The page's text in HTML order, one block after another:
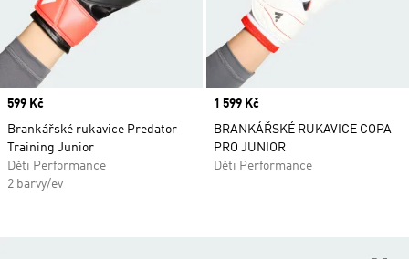
Price
599 Kč
Brankářské rukavice Predator
Training Junior
Děti Performance
2 barvy/ev
Price
1 599 Kč
BRANKÁŘSKÉ RUKAVICE COPA
PRO JUNIOR
Děti Performance